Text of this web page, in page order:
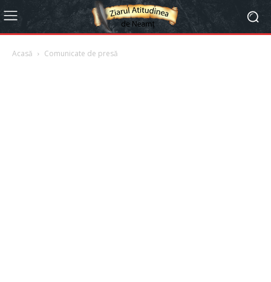
Acasă Comunicate de presă